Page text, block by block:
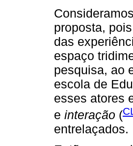
proposta,
das
espaço
pesquisa, ao
escola de
esses atores
e interação (
entrelaçados.